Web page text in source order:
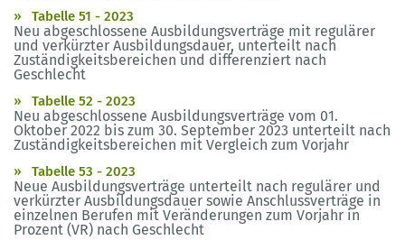
Tabelle 51 - 2023
Neu abgeschlossene Ausbildungsverträge mit regulärer
und verkürzter Ausbildungsdauer, unterteilt nach
Zuständigkeitsbereichen und differenziert nach
Geschlecht
Tabelle 52 - 2023
Neu abgeschlossene Ausbildungsverträge vom 01.
Oktober 2022 bis zum 30. September 2023 unterteilt nach
Zuständigkeitsbereichen mit Vergleich zum Vorjahr
Tabelle 53 - 2023
Neue Ausbildungsverträge unterteilt nach regulärer und
verkürzter Ausbildungsdauer sowie Anschlussverträge in
einzelnen Berufen mit Veränderungen zum Vorjahr in
Prozent (VR) nach Geschlecht